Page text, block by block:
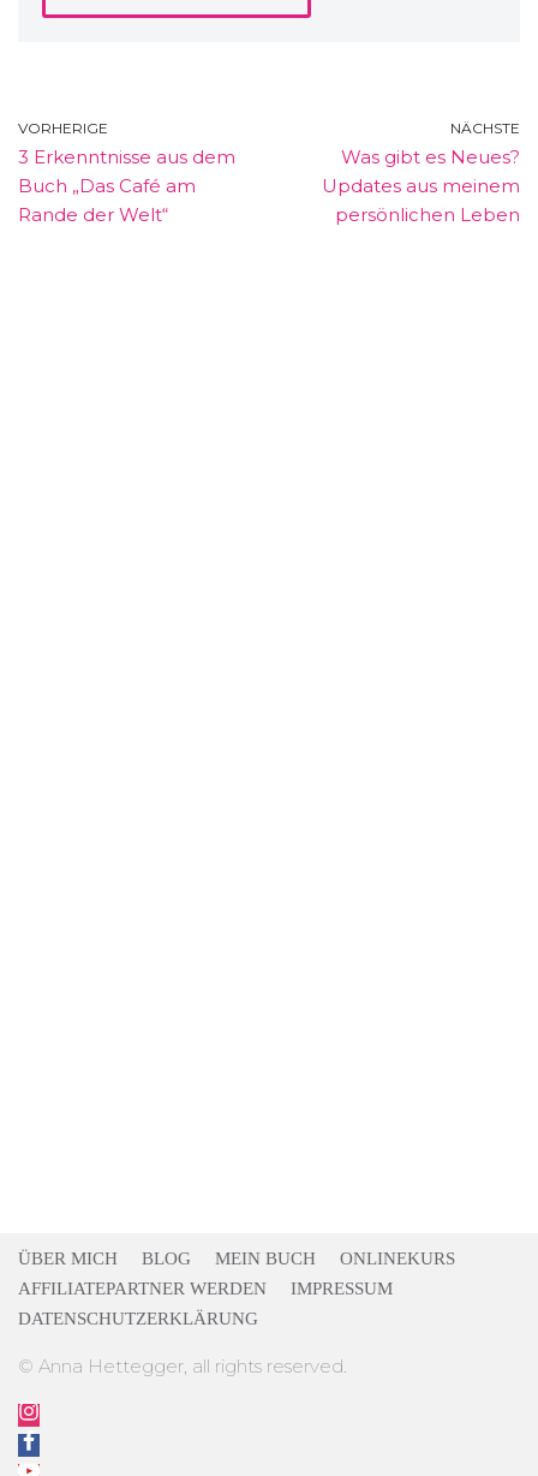
VORHERIGE
3 Erkenntnisse aus dem
Buch „Das Café am
Rande der Welt“
NÄCHSTE
Was gibt es Neues?
Updates aus meinem
persönlichen Leben
ÜBER MICH BLOG MEIN BUCH
ONLINEKURS
AFFILIATEPARTNER WERDEN
IMPRESSUM
DATENSCHUTZERKLÄRUNG
© Anna Hettegger, all rights reserved.